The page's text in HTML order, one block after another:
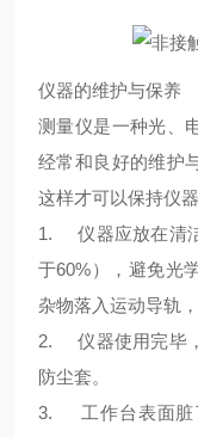
仪器的维护与保养
测量仪是一种光、
经常和良好的维护
这样才可以保持仪
1. 仪器应放在清
于60%），避免光
杂物落入运动导轨
2. 仪器使用完毕
防尘套。
3. 工作台表面脏